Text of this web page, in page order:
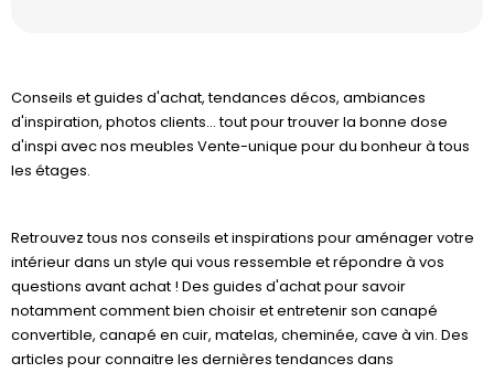
Conseils et guides d'achat, tendances décos, ambiances
d'inspiration, photos clients... tout pour trouver la bonne dose
d'inspi avec nos meubles Vente-unique pour du bonheur à tous
les étages.
Retrouvez tous nos conseils et inspirations pour aménager votre
intérieur dans un style qui vous ressemble et répondre à vos
questions avant achat ! Des guides d'achat pour savoir
notamment comment bien choisir et entretenir son canapé
convertible, canapé en cuir, matelas, cheminée, cave à vin. Des
articles pour connaitre les dernières tendances dans